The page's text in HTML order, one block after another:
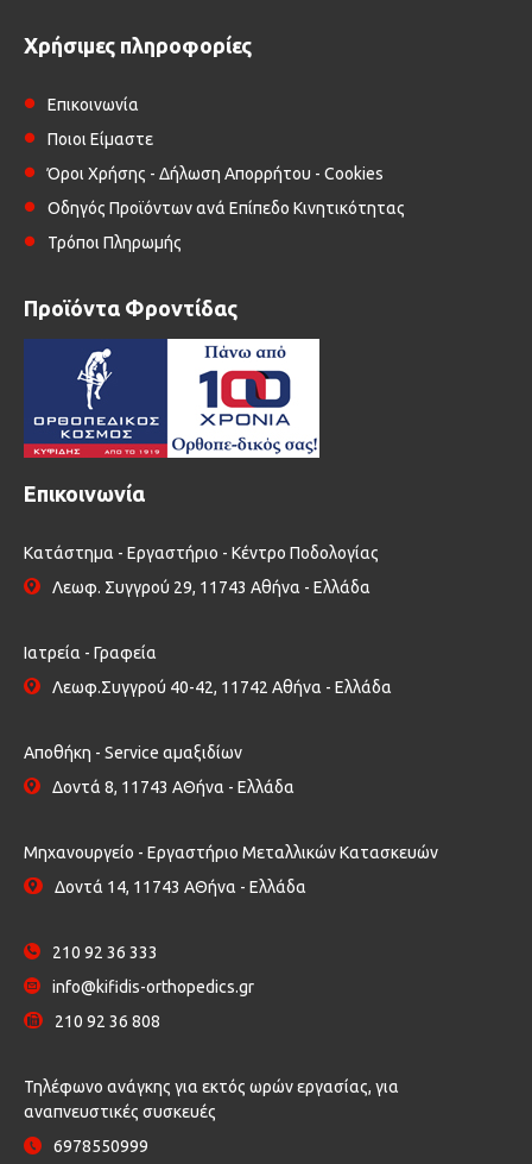
Χρήσιμες πληροφορίες
Επικοινωνία
Ποιοι Είμαστε
Όροι Χρήσης - Δήλωση Απορρήτου - Cookies
Οδηγός Προϊόντων ανά Επίπεδο Κινητικότητας
Τρόποι Πληρωμής
Προϊόντα Φροντίδας
Επικοινωνία
Κατάστημα - Εργαστήριο - Κέντρο Ποδολογίας
Λεωφ. Συγγρού 29, 11743 Αθήνα - Ελλάδα
Ιατρεία - Γραφεία
Λεωφ.Συγγρού 40-42, 11742 Αθήνα - Ελλάδα
Αποθήκη - Service αμαξιδίων
Δοντά 8, 11743 ΑΘήνα - Ελλάδα
Μηχανουργείο - Εργαστήριο Μεταλλικών Κατασκευών
Δοντά 14, 11743 ΑΘήνα - Ελλάδα
210 92 36 333
info@kifidis-orthopedics.gr
210 92 36 808
Τηλέφωνο ανάγκης για εκτός ωρών εργασίας, για
αναπνευστικές συσκευές
6978550999